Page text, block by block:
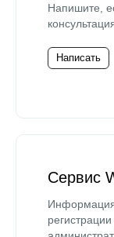
Напишите,
Написать
Сервис
Информация